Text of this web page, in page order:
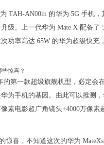
TAH-AN00m 的华为 5G 手机
级。上一代华为 Mate X 配备了
功率高达 65W 的华为超级快充
的第一款超级旗舰机型，必定
为手机的基因。由此可以推测，
素电影超广角镜头+4000万像素
惊喜，不知道这次的华为